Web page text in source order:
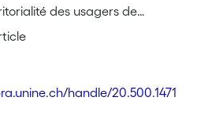
des usagers de
L’utilisation majoritaire
privées disposant de gros
renforce des
de privatisation, de
handle/20.500.1471